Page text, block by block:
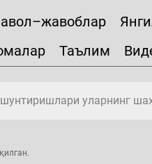
Таълим
уларнинг